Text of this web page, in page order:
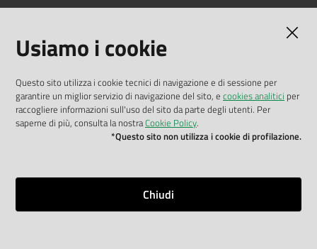
Dichiarazione di accessibilità
Privacy policy
Mappa del sito
Usiamo i cookie
Questo sito utilizza i cookie tecnici di navigazione e di sessione per
garantire un miglior servizio di navigazione del sito, e cookies analitici per
raccogliere informazioni sull'uso del sito da parte degli utenti. Per
saperne di più, consulta la nostraCookie Policy.
*Questo sito non utilizza i cookie di profilazione.
Chiudi